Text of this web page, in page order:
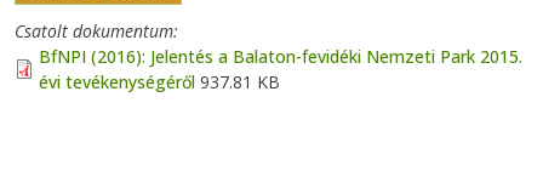
Csatolt dokumentum
BfNPI (2016): Jelentés a Balaton-fevidéki Nemzeti Park 2015.
évi tevékenységéről 937.81 KB